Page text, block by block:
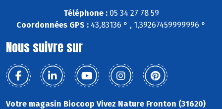
Téléphone :05 34 27 78 59
Coordonnées GPS : 43,83136 ° , 1,39267459999996 °
Nous suivre sur
Votre magasin Biocoop Vivez Nature Fronton (31620)